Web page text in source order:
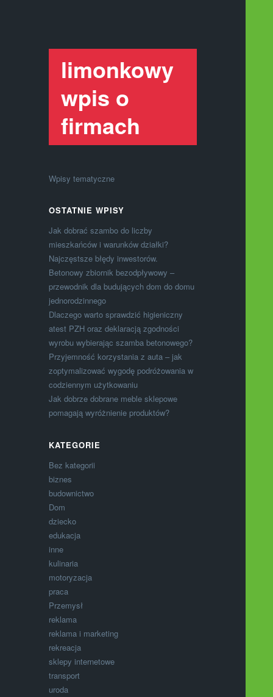
limonkowy
wpis o
firmach
Wpisy tematyczne
OSTATNIE WPISY
Jak dobrać szambo do liczby
mieszkańców i warunków działki?
Najczęstsze błędy inwestorów.
Betonowy zbiornik bezodpływowy –
przewodnik dla budujących dom do domu
jednorodzinnego
Dlaczego warto sprawdzić higieniczny
atest PZH oraz deklaracją zgodności
wyrobu wybierając szamba betonowego?
Przyjemność korzystania z auta – jak
zoptymalizować wygodę podróżowania w
codziennym użytkowaniu
Jak dobrze dobrane meble sklepowe
pomagają wyróżnienie produktów?
KATEGORIE
Bez kategorii
biznes
budownictwo
Dom
dziecko
edukacja
inne
kulinaria
motoryzacja
praca
Przemysł
reklama
reklama i marketing
rekreacja
sklepy internetowe
transport
uroda